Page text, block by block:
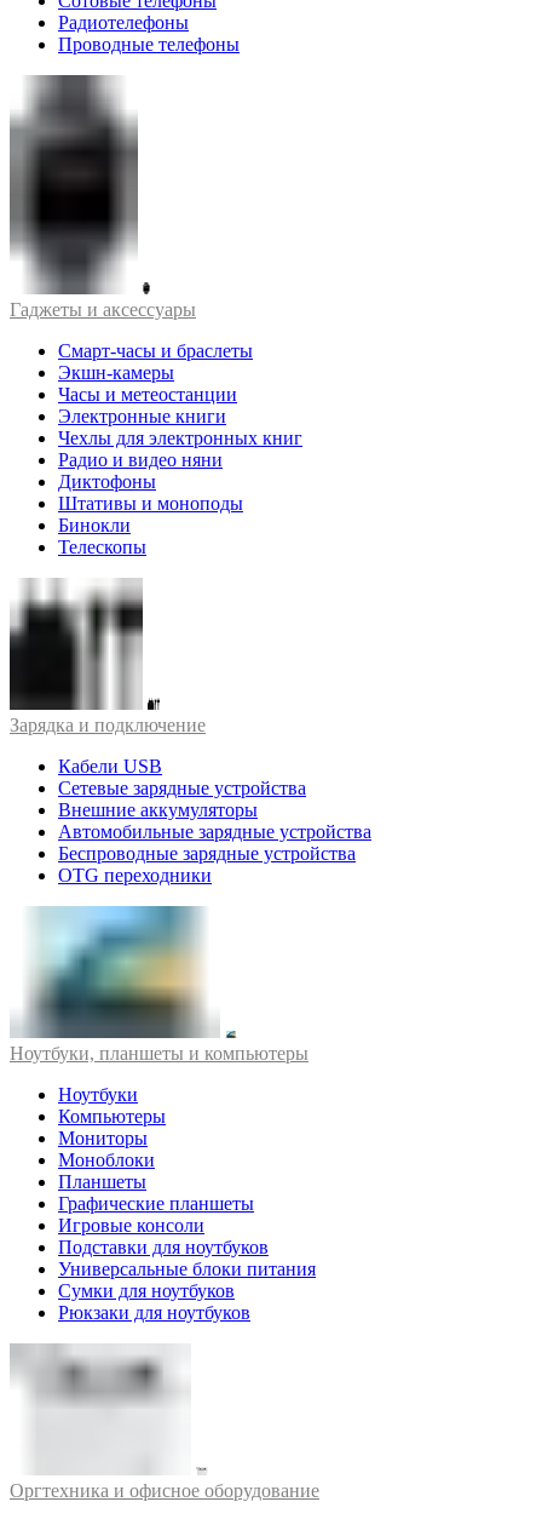
Радиотелефоны
Проводные телефоны
Гаджеты и аксессуары
Смарт-часы и браслеты
Экшн-камеры
Часы и метеостанции
Электронные книги
Чехлы для электронных книг
Радио и видео няни
Диктофоны
Штативы и моноподы
Бинокли
Телескопы
Зарядка и подключение
Кабели USB
Сетевые зарядные устройства
Внешние аккумуляторы
Автомобильные зарядные устройства
Беспроводные зарядные устройства
OTG переходники
Ноутбуки, планшеты и компьютеры
Ноутбуки
Компьютеры
Мониторы
Моноблоки
Планшеты
Графические планшеты
Игровые консоли
Подставки для ноутбуков
Универсальные блоки питания
Сумки для ноутбуков
Рюкзаки для ноутбуков
Оргтехника и офисное оборудование